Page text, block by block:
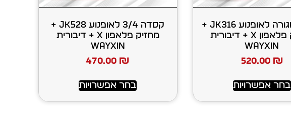
קסדה סגורה לאופנוע JK316 +
מחזיק פלאפון X + דיבורית
WAYXIN
520.00 ₪
בחר אפשרויות
קסדה 3/4 לאופנוע JK528 +
מחזיק פלאפון X + דיבורית
WAYXIN
470.00 ₪
בחר אפשרויות